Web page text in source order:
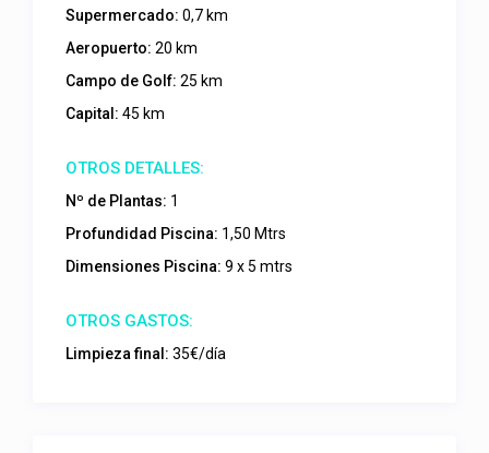
Supermercado: 0,7 km
Aeropuerto: 20 km
Campo de Golf: 25 km
Capital: 45 km
Nº de Plantas: 1
Profundidad Piscina: 1,50 Mtrs
Dimensiones Piscina: 9 x 5 mtrs
Limpieza final: 35€/día